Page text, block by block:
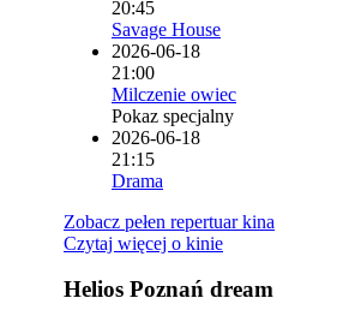
20:45
Savage House
2026-06-18
21:00
Milczenie owiec
Pokaz specjalny
2026-06-18
21:15
Drama
Zobacz pełen repertuar kina
Czytaj więcej o kinie
Helios Poznań dream